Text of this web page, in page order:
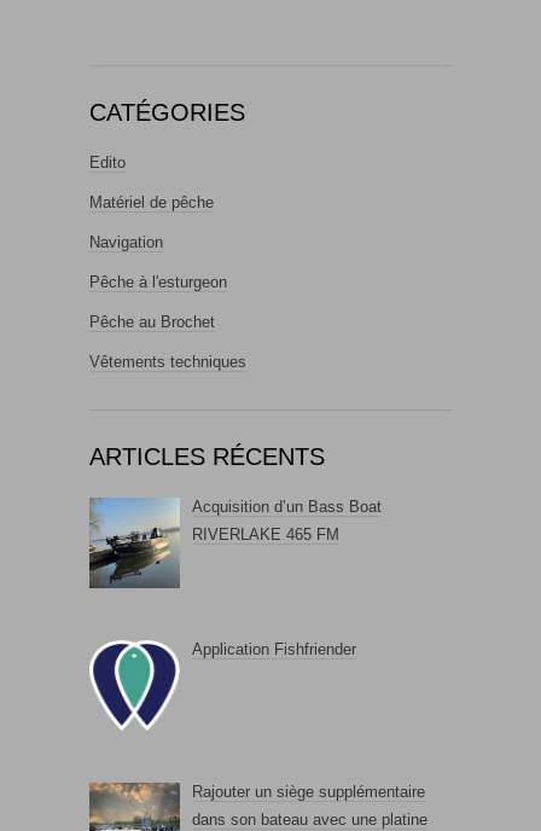
CATÉGORIES
Edito
Matériel de pêche
Navigation
Pêche à l'esturgeon
Pêche au Brochet
Vêtements techniques
ARTICLES RÉCENTS
Acquisition d’un Bass Boat
RIVERLAKE 465 FM
Application Fishfriender
Rajouter un siège supplémentaire
dans son bateau avec une platine